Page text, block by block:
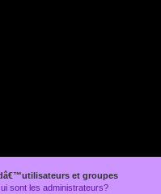
et groupes
sont les administrateurs?